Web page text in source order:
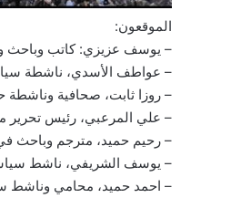
الموقعون:
– يوسف عزيزي: كاتب وباحث
– عواطف الأسدي، ناشطة
– روزا ثابت، صحافية وناشطة
– علي المرعبي، رئيس تحرير
– رحيم حميد، مترجم وباحث
– يوسف الشريفي، ناشط
– احمد حميد، محامي وناشط